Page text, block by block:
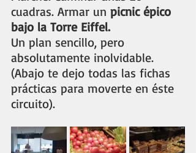
cuadras. Armar un picnic épico
bajo la Torre Eiffel.
Un plan sencillo, pero
absolutamente inolvidable.
(Abajo te dejo todas las fichas
prácticas para moverte en éste
circuito).